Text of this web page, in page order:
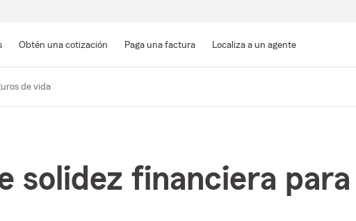
contenido
Obtén una cotización Paga una factura Localiza a un agente
de vida
solidez financiera para